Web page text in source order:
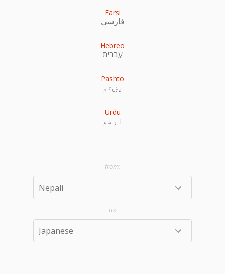
Farsi
فارسی
Hebreo
עִברִית
Pashto
پښتو
Urdu
اردو